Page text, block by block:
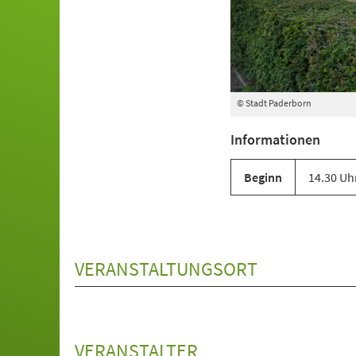
© Stadt Paderborn
Informationen
Beginn 14.30
VERANSTALTUNGSORT
VERANSTALTER